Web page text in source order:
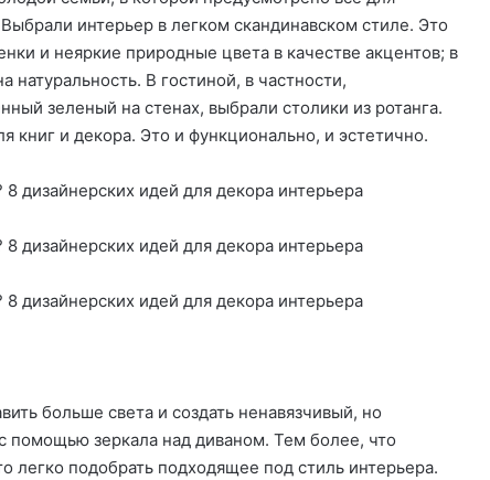
интерьер в легком скандинавском стиле. Это
и неяркие природные цвета в качестве акцентов; в
натуральность. В гостиной, в частности,
зеленый на стенах, выбрали столики из ротанга.
книг и декора. Это и функционально, и эстетично.
больше света и создать ненавязчивый, но
помощью зеркала над диваном. Тем более, что
легко подобрать подходящее под стиль интерьера.